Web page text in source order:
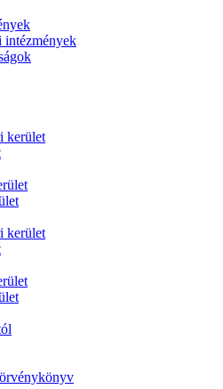
intézmények
kerület
kerület